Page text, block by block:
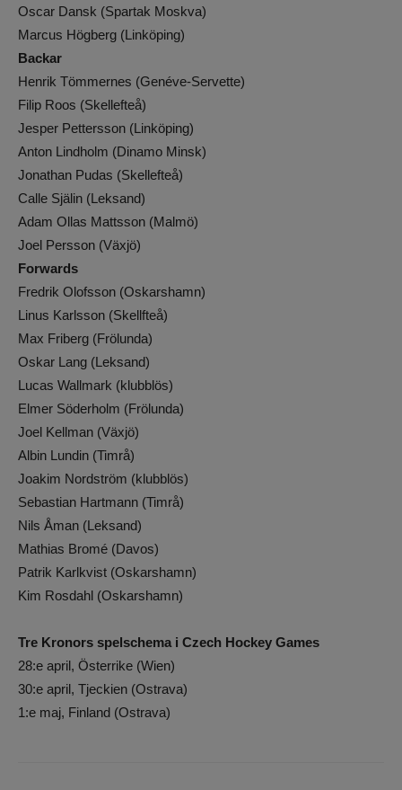
Oscar Dansk (Spartak Moskva)
Marcus Högberg (Linköping)
Backar
Henrik Tömmernes (Genéve-Servette)
Filip Roos (Skellefteå)
Jesper Pettersson (Linköping)
Anton Lindholm (Dinamo Minsk)
Jonathan Pudas (Skellefteå)
Calle Själin (Leksand)
Adam Ollas Mattsson (Malmö)
Joel Persson (Växjö)
Forwards
Fredrik Olofsson (Oskarshamn)
Linus Karlsson (Skellfteå)
Max Friberg (Frölunda)
Oskar Lang (Leksand)
Lucas Wallmark (klubblös)
Elmer Söderholm (Frölunda)
Joel Kellman (Växjö)
Albin Lundin (Timrå)
Joakim Nordström (klubblös)
Sebastian Hartmann (Timrå)
Nils Åman (Leksand)
Mathias Bromé (Davos)
Patrik Karlkvist (Oskarshamn)
Kim Rosdahl (Oskarshamn)
Tre Kronors spelschema i Czech Hockey Games
28:e april, Österrike (Wien)
30:e april, Tjeckien (Ostrava)
1:e maj, Finland (Ostrava)